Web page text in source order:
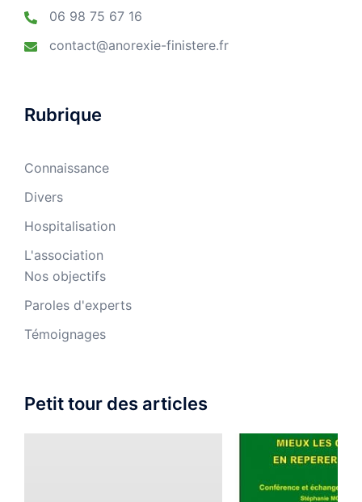
06 98 75 67 16
contact@anorexie-finistere.fr
Rubrique
Connaissance
Divers
Hospitalisation
L'association
Nos objectifs
Paroles d'experts
Témoignages
Petit tour des articles